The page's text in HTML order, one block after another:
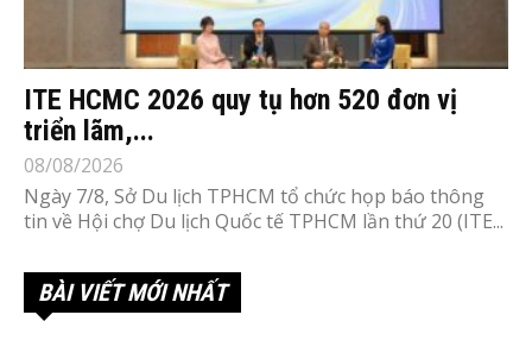
ITE HCMC 2026 quy tụ hơn 520 đơn vị
triển lãm,...
08/08/2026
Ngày 7/8, Sở Du lịch TPHCM tổ chức họp báo thông
tin về Hội chợ Du lịch Quốc tế TPHCM lần thứ 20 (ITE...
BÀI VIẾT MỚI NHẤT